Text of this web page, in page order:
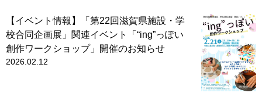
【イベント情報】「第22回滋賀県施設・学
校合同企画展」関連イベント「“ing”っぽい
創作ワークショップ」開催のお知らせ
2026.02.12